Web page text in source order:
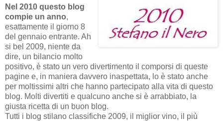
Nel 2010 questo blog
compie un anno,
esattamente il giorno 8
del gennaio entrante. Ah
si bel 2009, niente da
dire, un bilancio molto
positivo, è stato un vero divertimento il comporsi di queste
pagine e, in maniera davvero inaspettata, lo è stato anche
per moltissimi altri che hanno partecipato alla vita di questo
blog. Molti divertiti e qualcuno anche si è arrabbiato, la
giusta ricetta di un buon blog.
Tutti i blog stilano classifiche 2009, il miglior vino, il più